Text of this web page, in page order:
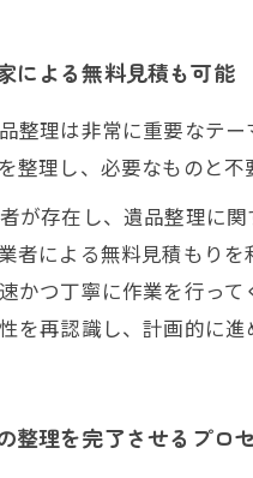
による無料見積も可能
整理は非常に重要なテ
整理し、必要なものと
が存在し、遺品整理に
者による無料見積もり
かつ丁寧に作業を行っ
を再認識し、計画的に進
整理を完了させるプロ